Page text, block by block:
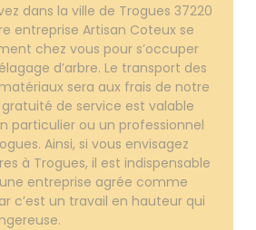
dans la ville de Trogues 37220
entreprise Artisan Coteux se
chez vous pour s’occuper
d’arbre. Le transport des
sera aux frais de notre
de service est valable
particulier ou un professionnel
Ainsi, si vous envisagez
à Trogues, il est indispensable
entreprise agrée comme
c’est un travail en hauteur qui